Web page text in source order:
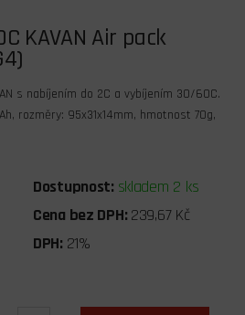
KAVAN Air pack
s nabíjením do 2C a vybíjením 30/60C.
rozměry: 95x31x14mm, hmotnost 70g,
Dostupnost: skladem 2 ks
Cena bez DPH: 239,67 Kč
DPH: 21%